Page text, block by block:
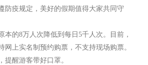
防疫规定，美好的假期值得大家共同守
本的8万人次降低到每日5千人次。目前，
网上实名制预约购票，不支持现场购票。
提醒游客带好口罩。